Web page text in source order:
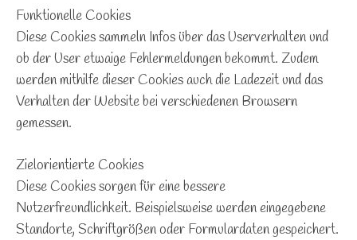
Funktionelle Cookies
Diese Cookies sammeln Infos über das Userverhalten und
ob der User etwaige Fehlermeldungen bekommt. Zudem
werden mithilfe dieser Cookies auch die Ladezeit und das
Verhalten der Website bei verschiedenen Browsern
gemessen.
Zielorientierte Cookies
Diese Cookies sorgen für eine bessere
Nutzerfreundlichkeit. Beispielsweise werden eingegebene
Standorte, Schriftgrößen oder Formulardaten gespeichert.